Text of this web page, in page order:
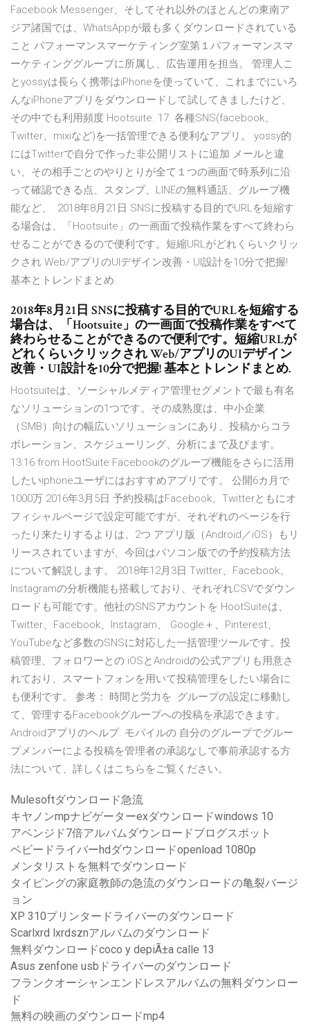
Facebook Messenger、そしてそれ以外のほとんどの東南ア
ジア諸国では、WhatsAppが最も多くダウンロードされている
こと パフォーマンスマーケティング室第１パフォーマンスマ
ーケティンググループに所属し、広告運用を担当。 管理人こ
とyossyは長らく携帯はiPhoneを使っていて、これまでにいろ
んなiPhoneアプリをダウンロードして試してきましたけど、
その中でも利用頻度 Hootsuite. 17. 各種SNS(facebook、
Twitter、mixiなど)を一括管理できる便利なアプリ。 yossy的
にはTwitterで自分で作った非公開リストに追加 メールと違
い、その相手ごとのやりとりが全て１つの画面で時系列に沿
って確認できる点、スタンプ、LINEの無料通話、グループ機
能など、 2018年8月21日 SNSに投稿する目的でURLを短縮す
る場合は、「Hootsuite」の一画面で投稿作業をすべて終わら
せることができるので便利です。短縮URLがどれくらいクリッ
クされ Web/アプリのUIデザイン改善・UI設計を10分で把握!
基本とトレンドまとめ.
2018年8月21日 SNSに投稿する目的でURLを短縮する
場合は、「Hootsuite」の一画面で投稿作業をすべて
終わらせることができるので便利です。短縮URLが
どれくらいクリックされ Web/アプリのUIデザイン
改善・UI設計を10分で把握! 基本とトレンドまとめ.
Hootsuiteは、ソーシャルメディア管理セグメントで最も有名
なソリューションの1つです。その成熟度は、中小企業
（SMB）向けの幅広いソリューションにあり、投稿からコラ
ボレーション、スケジューリング、分析にまで及びます。
13:16 from HootSuite Facebookのグループ機能をさらに活用
したいiphoneユーザにはおすすめアプリです。 公開6カ月で
1000万 2016年3月5日 予約投稿はFacebook、Twitterともにオ
フィシャルページで設定可能ですが、それぞれのページを行
ったり来たりするよりは、2つ アプリ版（Android／iOS）もリ
リースされていますが、今回はパソコン版での予約投稿方法
について解説します。 2018年12月3日 Twitter、Facebook、
Instagramの分析機能も搭載しており、それぞれCSVでダウン
ロードも可能です。他社のSNSアカウントを HootSuiteは、
Twitter、Facebook、Instagram、 Google＋、Pinterest、
YouTubeなど多数のSNSに対応した一括管理ツールです。投
稿管理、フォロワーとの iOSとAndroidの公式アプリも用意さ
れており、スマートフォンを用いて投稿管理をしたい場合に
も便利です。 参考： 時間と労力を グループの設定に移動し
て、管理するFacebookグループへの投稿を承認できます。
Androidアプリのヘルプ. モバイルの 自分のグループでグルー
プメンバーによる投稿を管理者の承認なしで事前承認する方
法について、詳しくはこちらをご覧ください。
Mulesoftダウンロード急流
キヤノンmpナビゲーターexダウンロードwindows 10
アベンジド7倍アルバムダウンロードブログスポット
ベビードライバーhdダウンロードopenload 1080p
メンタリストを無料でダウンロード
タイピングの家庭教師の急流のダウンロードの亀裂バージ
ョン
XP 310プリンタードライバーのダウンロード
Scarlxrd lxrdsznアルバムのダウンロード
無料ダウンロードcoco y depiÃ±a calle 13
Asus zenfone usbドライバーのダウンロード
フランクオーシャンエンドレスアルバムの無料ダウンロー
ド
無料の映画のダウンロードmp4